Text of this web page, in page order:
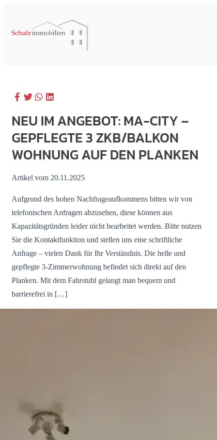
NEU IM ANGEBOT: MA-CITY –
GEPFLEGTE 3 ZKB/BALKON
WOHNUNG AUF DEN PLANKEN
Artikel vom 20.11.2025
Aufgrund des hohen Nachfrageaufkommens bitten wir von
telefonischen Anfragen abzusehen, diese können aus
Kapazitätsgründen leider nicht bearbeitet werden. Bitte nutzen
Sie die Kontaktfunktion und stellen uns eine schriftliche
Anfrage – vielen Dank für Ihr Verständnis. Die helle und
gepflegte 3-Zimmerwohnung befindet sich direkt auf den
Planken. Mit dem Fahrstuhl gelangt man bequem und
barrierefrei in […]